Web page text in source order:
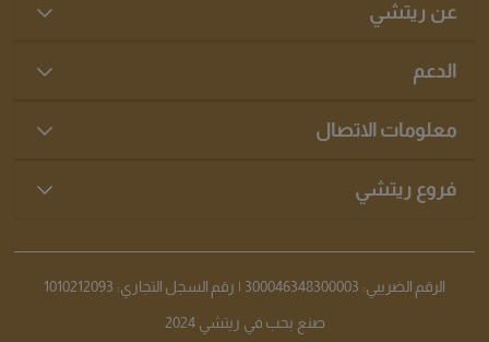
عن ريتشي
الدعم
معلومات الاتصال
فروع ريتشي
الرقم الضريبي: 300046348300003 | رقم السجل التجاري: 1010212093
صنع بحب في ريتشي 2024